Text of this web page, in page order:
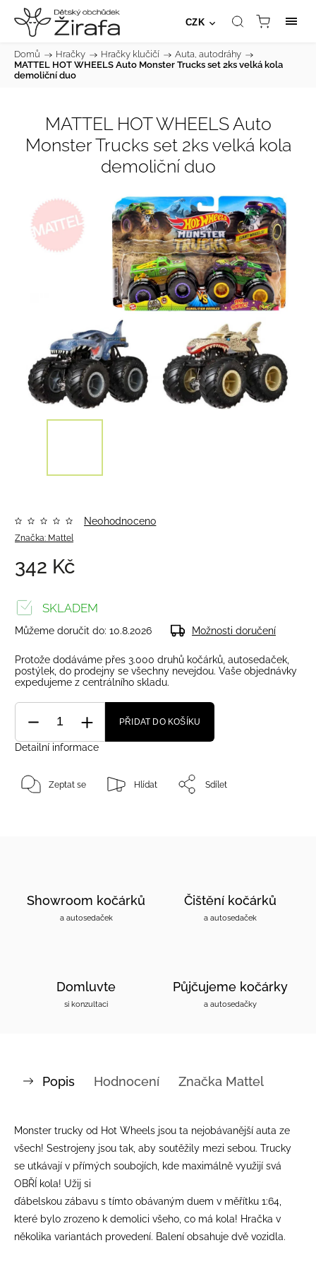
CZK
Domů / Hračky / Hračky klučičí / Auta, autodráhy /
MATTEL HOT WHEELS Auto Monster Trucks set 2ks velká kola
demoliční duo
MATTEL HOT WHEELS Auto
Monster Trucks set 2ks velká kola
demoliční duo
Značka: Mattel
Neohodnoceno
342 Kč
SKLADEM
Můžeme doručit do: 10.8.2026 Možnosti doručení
Protože dodáváme přes 3.000 druhů kočárků, autosedaček,
postýlek, do prodejny se všechny nevejdou. Vaše objednávky
expedujeme z centrálního skladu.
PŘIDAT DO KOŠÍKU
Detailní informace
Zeptat se Hlídat Sdílet
Showroom kočárků
a autosedaček
Čištění kočárků
a autosedaček
Domluvte
si konzultaci
Půjčujeme kočárky
a autosedačky
Popis Hodnocení Značka Mattel
Monster trucky od Hot Wheels jsou ta nejobávanější auta ze
všech! Sestrojeny jsou tak, aby soutěžily mezi sebou. Trucky
se utkávají v přímých soubojích, kde maximálně využijí svá
OBŘÍ kola! Užij si
ďábelskou zábavu s tímto obávaným duem v měřítku 1:64,
které bylo zrozeno k demolici všeho, co má kola! Hračka v
několika variantách provedení. Balení obsahuje dvě vozidla.